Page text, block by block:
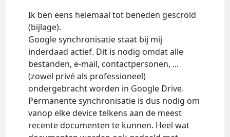
Ik ben eens helemaal tot beneden gescrold
(bijlage).
Google synchronisatie staat bij mij
inderdaad actief. Dit is nodig omdat alle
bestanden, e-mail, contactpersonen, ...
(zowel privé als professioneel)
ondergebracht worden in Google Drive.
Permanente synchronisatie is dus nodig om
vanop elke device telkens aan de meest
recente documenten te kunnen. Heel wat